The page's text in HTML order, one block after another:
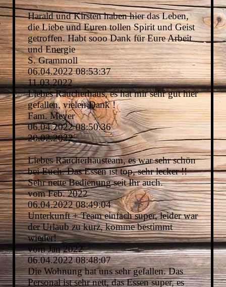
Harald und Kirsten haben hier das Leben,
die Liebe und Euren tollen Spirit und Geist
getroffen. Habt sooo Dank für Eure Arbeit
und Energie
S. Grammoll
06.04.2022 08:53:37
11.03.2022
Liebes Räucherhaus, es hat mir sehr gut hier
gefallen, vielen Dank !
Fam. Meyer
06.04.2022 08:50:36
20.02.2022
Liebes Räucherhausteam, es war sehr schön
bei Euch. Das Essen ist top, sehr lecker !!
Sehr nette Bedienung seit Ihr auch.
vom Feb. 2022
06.04.2022 08:49:04
Unterkunft + Team einfach super, leider war
der Urlaub zu kurz, komme bestimmt
wieder!
vom Jan 2022
06.04.2022 08:48:07
Die Wohnung hat uns sehr gefallen. Das
Personal ist sehr nett, das Essen super, es